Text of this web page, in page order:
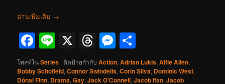
อ่านเพิ่มเติม →
Facebook
Line
X Threads
Messenger
โพสท์ในSeries | ติดป้ายกำกับ Action,Adrian Lukis,Alfie Allen,
Bobby Schofield,Connor Swindells,Corin Silva, Dominic West,
Dónal Finn, Drama,Gay,Jack O'Connell,Jacob Ifan,Jacob